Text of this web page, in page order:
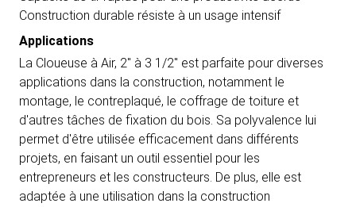
Construction durable résiste à un usage intensif
Applications
La Cloueuse à Air, 2" à 3 1/2" est parfaite pour diverses
applications dans la construction, notamment le
montage, le contreplaqué, le coffrage de toiture et
d'autres tâches de fixation du bois. Sa polyvalence lui
permet d'être utilisée efficacement dans différents
projets, en faisant un outil essentiel pour les
entrepreneurs et les constructeurs. De plus, elle est
adaptée à une utilisation dans la construction